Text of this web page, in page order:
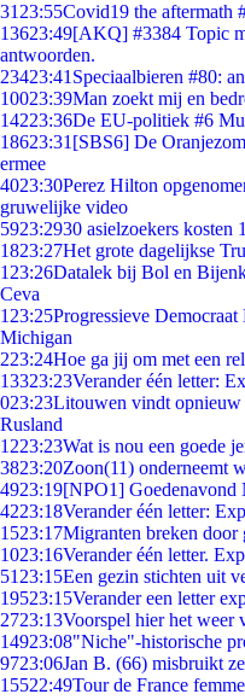
31 23:55Covid19 the aftermath
13623:49[AKQ] #3384 Topic
antwoorden.
23423:41 Speciaalbieren #80:
10023:39Man zoekt mij en
14223:36De EU-politiek #6
18623:31 [SBS6] De
ermee
4023:30Perez Hilton
gruwelijke video
5923:2930 asielzoekers kosten
1823:27Het grote dagelijkse
1 23:26Datalek bij Bol en
Ceva
1 23:25Progressieve
Michigan
223:24Hoe ga jij om met een
13323:23Verander één letter:
023:23Litouwen vindt opnieuw
Rusland
1223:23Wat is nou een goede
3823:20Zoon(11) onderneemt
4923:19[NPO1] Goedenavond
4223:18Verander één letter:
1523:17Migranten breken door
1023:16Verander één letter.
51 23:15Een gezin stichten uit
19523:15Verander een letter
2723:13Voorspel hier het weer
14923:08"Niche"-historische
9723:06Jan B. (66) misbruikt
15522:49Tour de France